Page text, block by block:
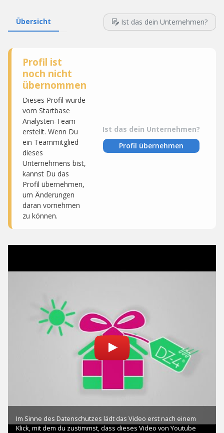
Übersicht Ist das dein Unternehmen?
Profil ist
noch nicht
übernommen
Dieses Profil wurde
vom Startbase
Analysten-Team
erstellt. Wenn Du
ein Teammitglied
dieses
Unternehmens bist,
kannst Du das
Profil übernehmen,
um Änderungen
daran vornehmen
zu können.
Ist das dein Unternehmen?
Profil übernehmen